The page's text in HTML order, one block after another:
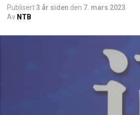
Publisert3 år siden den 7. mars 2023
Av NTB